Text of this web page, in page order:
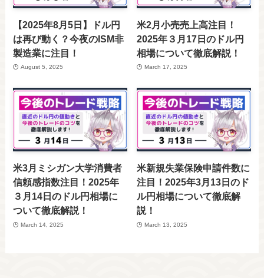
【2025年8月5日】ドル円
は再び動く？今夜のISM非
製造業に注目！
August 5, 2025
米2月小売売上高注目！
2025年３月17日のドル円
相場について徹底解説！
March 17, 2025
米3月ミシガン大学消費者
信頼感指数注目！2025年
３月14日のドル円相場に
ついて徹底解説！
March 14, 2025
米新規失業保険申請件数に
注目！2025年3月13日のド
ル円相場について徹底解
説！
March 13, 2025